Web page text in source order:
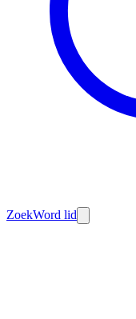
ZoekWord lid